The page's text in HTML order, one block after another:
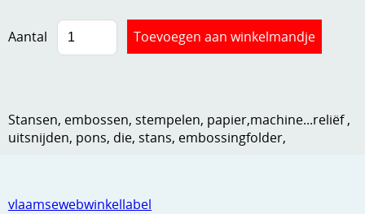
Knipvellen
Leuke versieringen
Netjes opbergen
vlaamsewebwinkellabel
Aantal
Stansen, embossen, stempelen, papier,machine...reliëf ,
uitsnijden, pons, die, stans, embossingfolder,